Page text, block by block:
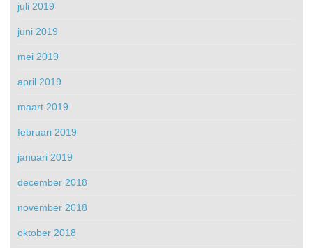
juli 2019
juni 2019
mei 2019
april 2019
maart 2019
februari 2019
januari 2019
december 2018
november 2018
oktober 2018